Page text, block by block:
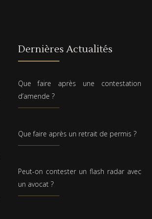
Dernières Actualités
Que faire après une contestation
d’amende ?
Que faire après un retrait de permis ?
Peut-on contester un flash radar avec
un avocat ?